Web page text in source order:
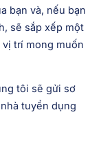
bạn và, nếu bạn
sẽ sắp xếp một
trí mong muốn
tôi sẽ gửi sơ
tuyển dụng